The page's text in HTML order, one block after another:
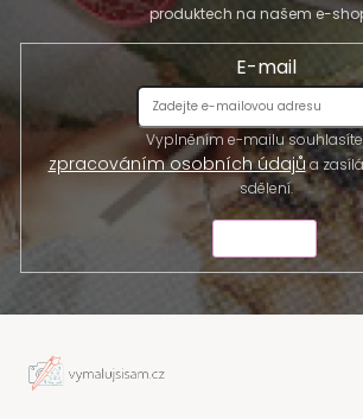
produktech na našem e-
E-mail
Vyplněním e-mailu
zpracováním osobních údajůa
sdělení.